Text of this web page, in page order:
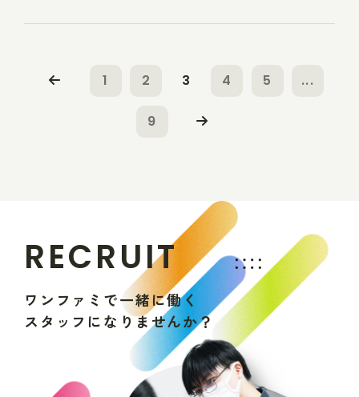
1 2 3 4 5 ...
9
RECRUIT
ワ ン フ ァ ミ で一緒に働く
ス タ ッ フ にな りま せんか？